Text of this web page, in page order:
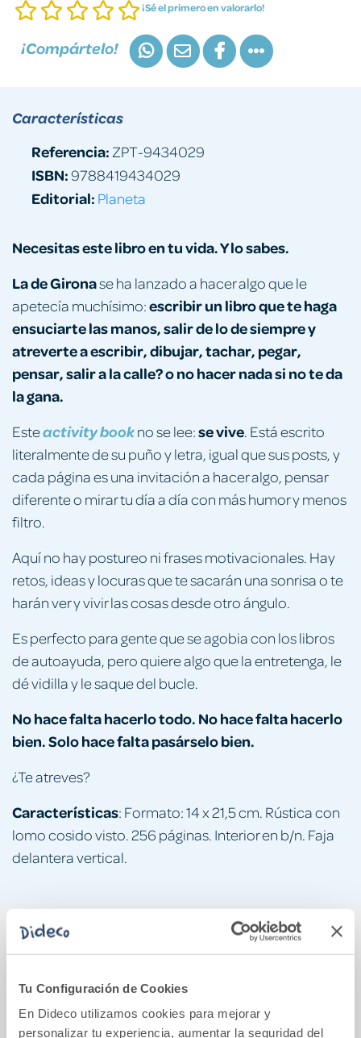
Tu Configuración de Cookies
En Dideco utilizamos cookies para mejorar y
personalizar tu experiencia, aumentar la seguridad del
¡Sé el primero en valorarlo!
¡Compártelo!
Necesitas este libro en tu vida. Y lo sabes.
La de Gironase ha lanzado a hacer algo que le
apetecía muchísimo:escribirun libro que te haga
ensuciarte las manos, salir de lo de siempre y
atreverte a escribir, dibujar, tachar, pegar,
pensar, salir a la calle? o no hacer nada si no te da
la gana.
Esteactivity bookno se lee:se vive. Está escrito
literalmente de su puño y letra, igual que sus posts, y
cada página es una invitación a hacer algo, pensar
diferente o mirar tu día a día con más humor y menos
filtro.
Aquí no hay postureo ni frases motivacionales. Hay
retos, ideas y locuras que te sacarán una sonrisa o te
harán ver y vivir las cosas desde otro ángulo.
Es perfecto para gente que se agobia con los libros
de autoayuda, pero quiere algo que la entretenga, le
dé vidilla y le saque del bucle.
No hace falta hacerlo todo. No hace falta hacerlo
bien. Solo hace falta pasárselo bien.
¿Te atreves?
Características: Formato: 14 x 21,5 cm. Rústica con
lomo cosido visto. 256 páginas. Interior en b/n. Faja
delantera vertical.
Características
Referencia: ZPT-9434029
ISBN:9788419434029
Editorial: Planeta
También podría gustarte...